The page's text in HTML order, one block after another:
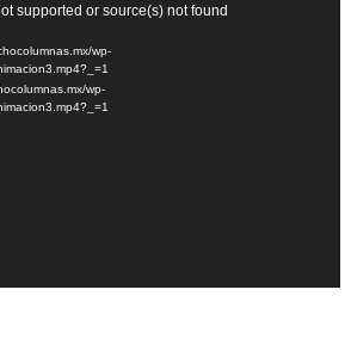
supported or source(s) not found
wp-
wp-